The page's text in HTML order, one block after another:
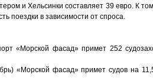
и Хельсинки составляет 39 евро. К
поездки в зависимости от спроса.
«Морской фасад» примет 252
«Морской фасад» примет судов на